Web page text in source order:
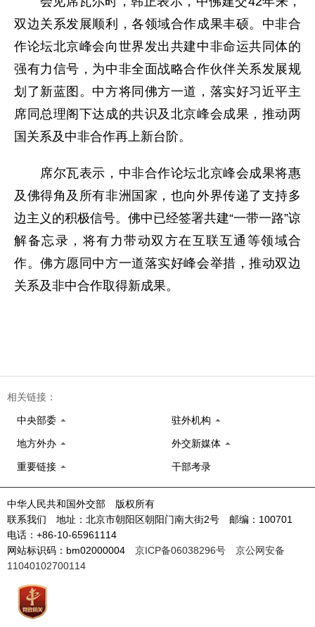
双边关系发展顺利，各领域合作成果丰硕。中非合
作论坛北京峰会向世界发出共建中非命运共同体的
强有力信号，为中非全面战略合作伙伴关系发展规
划了新蓝图。中方将同佛方一道，落实好习近平主
席同总理阁下达成的共识及北京峰会成果，推动两
国关系及中非合作再上新台阶。
席尔瓦表示，中非合作论坛北京峰会成果将惠
及佛得角及所有非洲国家，也向外界传递了支持多
边主义的积极信号。佛中已经签署共建“一带一路”谅
解备忘录，将有力带动双方在互联互通等领域合
作。佛方愿同中方一道落实好峰会举措，推动双边
关系及非中合作取得新成果。
相关链接：
中央部委 驻外机构
地方外办 外交新媒体
重要链接 干部考录
中华人民共和国外交部 版权所有
联系我们 地址：北京市朝阳区朝阳门南大街2号 邮编：100701
电话：+86-10-65961114
网站标识码：bm02000004 京ICP备06038296号
京公网安备
11040102700114